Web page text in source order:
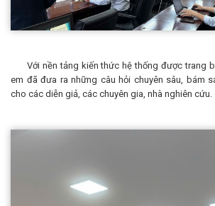
Với nền tảng kiến thức hệ thống được trang
em đã đưa ra những câu hỏi chuyên sâu, bám
cho các diễn giả, các chuyên gia, nhà nghiên cứu.